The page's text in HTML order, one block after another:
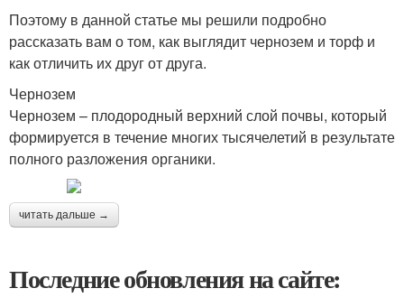
Поэтому в данной статье мы решили подробно
рассказать вам о том, как выглядит чернозем и торф и
как отличить их друг от друга.
Чернозем
Чернозем – плодородный верхний слой почвы, который
формируется в течение многих тысячелетий в результате
полного разложения органики.
читать дальше →
Последние обновления на сайте: